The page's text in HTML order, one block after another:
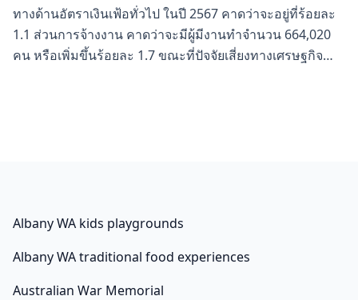
ทางด้านอัตราเงินเฟ้อทั่วไป ในปี 2567 คาดว่าจะอยู่ที่ร้อยละ
1.1 ส่วนการจ้างงาน คาดว่าจะมีผู้มีงานทำจำนวน 664,020
คน หรือเพิ่มขึ้นร้อยละ 1.7 ขณะที่ปัจจัยเสี่ยงทางเศรษฐกิจ
คณาจารย์สภาพนักงานศูนย์ศึกษาการพัฒนาที่ยั่งยืนและ
ศูนย์นวัตกรรมทางธุรกิจศูนย์ปัญญาทัศน์เพื่อการจัดการศูนย์
พัฒนาและบริการด้านภาษาและการสื่อสารศูนย์ประสาน
Albany WA kids playgrounds
Albany WA traditional food experiences
Australian War Memorial